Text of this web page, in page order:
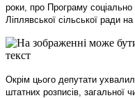
роки, про Програму соціально
Ліплявської сільської ради
Окрім цього депутати
штатних розписів, загальної